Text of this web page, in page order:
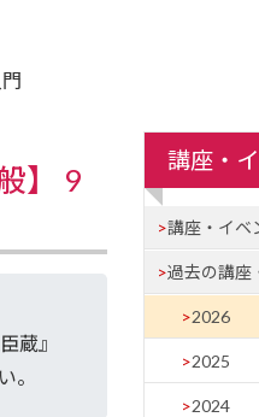
】 9
蔵』
。
講座・
講座・イベ
過去の講座
2026
2025
2024